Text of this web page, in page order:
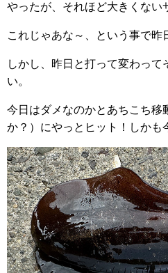
やったが、それほど大きくない
これじゃあな～、という事で昨
しかし、昨日と打って変わっ
い。
今日はダメなのかとあちこち移
か？）にやっとヒット！しかも